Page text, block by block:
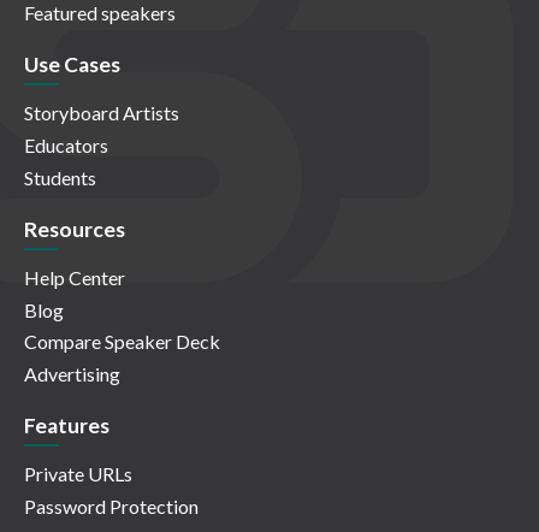
Featured speakers
Use Cases
Storyboard Artists
Educators
Students
Resources
Help Center
Blog
Compare Speaker Deck
Advertising
Features
Private URLs
Password Protection